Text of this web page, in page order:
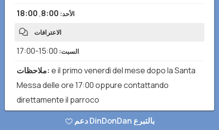
الأحد:
8:00
,
18:00
الاعترافات
السبت:
15:00-17:00
ملاحظات: e il primo venerdì del mese dopo la Santa
Messa delle ore 17:00 oppure contattando
direttamente il parroco
دعم DinDonDan بالتبرع